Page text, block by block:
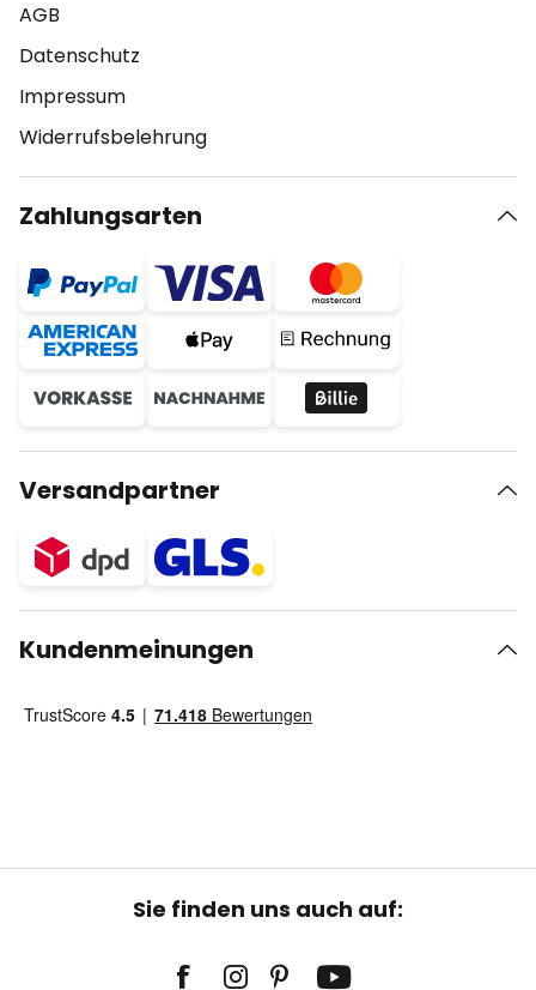
AGB
Datenschutz
Impressum
Widerrufsbelehrung
Zahlungsarten
Versandpartner
Kundenmeinungen
Sie finden uns auch auf: